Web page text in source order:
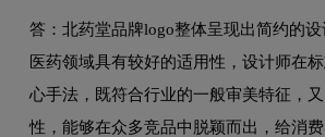
答：北药堂品牌logo整体呈现出简约的
医药领域具有较好的适用性，设计师在
心手法，既符合行业的一般审美特征，
性，能够在众多竞品中脱颖而出，给消费